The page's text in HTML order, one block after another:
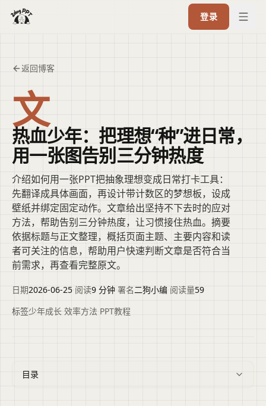
登录
返回博客
文
热血少年：把理想“种”进日常，
用一张图告别三分钟热度
介绍如何用一张PPT把抽象理想变成日常打卡工具：
先翻译成具体画面，再设计带计数区的梦想板，设成
壁纸并绑定固定动作。文章给出坚持不下去时的应对
方法，帮助告别三分钟热度，让习惯接住热血。摘要
依据标题与正文整理，概括页面主题、主要内容和读
者可关注的信息，帮助用户快速判断文章是否符合当
前需求，再查看完整原文。
日期2026-06-25 阅读9 分钟 署名二狗小编 阅读量59
标签少年成长 效率方法 PPT教程
目录